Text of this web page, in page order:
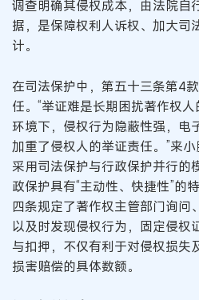
调查明确其侵权成本，由法院自
据，是保障权利人诉权、加大司
计。
在司法保护中，第五十三条第4
任。“举证难是长期困扰著作权
环境下，侵权行为隐蔽性强，电
加重了侵权人的举证责任。”来
采用司法保护与行政保护并行的
政保护具有“主动性、快捷性”的
四条规定了著作权主管部门询问
以及时发现侵权行为，固定侵权
与扣押，不仅有利于对侵权损失
损害赔偿的具体数额。